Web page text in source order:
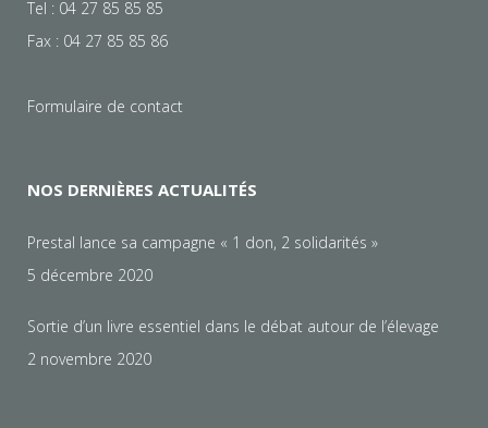
Tel : 04 27 85 85 85
Fax : 04 27 85 85 86
Formulaire de contact
NOS DERNIÈRES ACTUALITÉS
Prestal lance sa campagne « 1 don, 2 solidarités »
5 décembre 2020
Sortie d’un livre essentiel dans le débat autour de l’élevage
2 novembre 2020